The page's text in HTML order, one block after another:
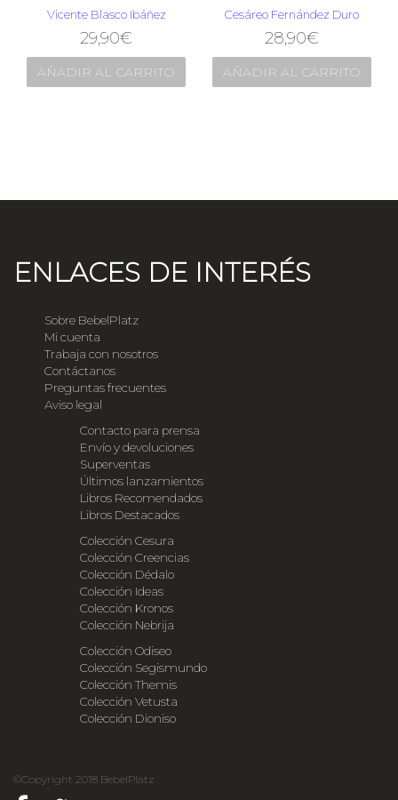
Vicente Blasco Ibáñez
29,90€
AÑADIR AL CARRITO
Cesáreo Fernández Duro
28,90€
AÑADIR AL CARRITO
ENLACES DE INTERÉS
Sobre BebelPlatz
Mi cuenta
Trabaja con nosotros
Contáctanos
Preguntas frecuentes
Aviso legal
Contacto para prensa
Envío y devoluciones
Superventas
Últimos lanzamientos
Libros Recomendados
Libros Destacados
Colección Cesura
Colección Creencias
Colección Dédalo
Colección Ideas
Colección Kronos
Colección Nebrija
Colección Odiseo
Colección Segismundo
Colección Themis
Colección Vetusta
Colección Dioniso
©Copyright 2018 BebelPlatz